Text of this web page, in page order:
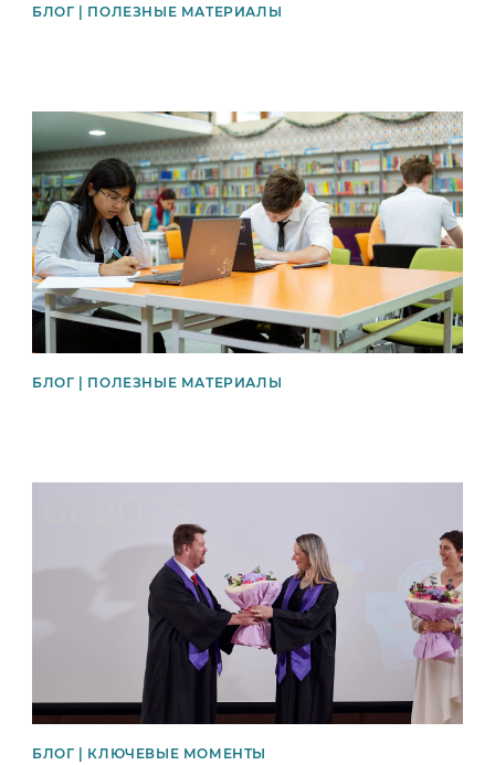
БЛОГ | ПОЛЕЗНЫЕ МАТЕРИАЛЫ
News image
БЛОГ | ПОЛЕЗНЫЕ МАТЕРИАЛЫ
БЛОГ | КЛЮЧЕВЫЕ МОМЕНТЫ